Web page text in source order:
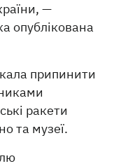
—
опублікована
припинити
ракети
та музеї.